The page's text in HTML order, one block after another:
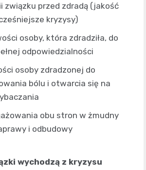
związku przed zdradą (jakość
kryzysy)
osoby, która zdradziła, do
odpowiedzialności
osoby zdradzonej do
bólu i otwarcia się na
obu stron w żmudny
i odbudowy
wychodzą z kryzysu